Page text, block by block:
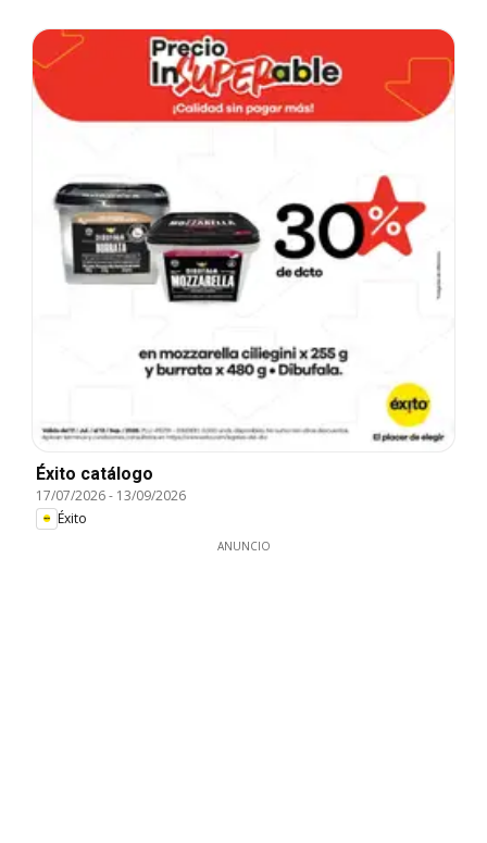
Éxito catálogo
17/07/2026- 13/09/2026
Éxito
ANUNCIO